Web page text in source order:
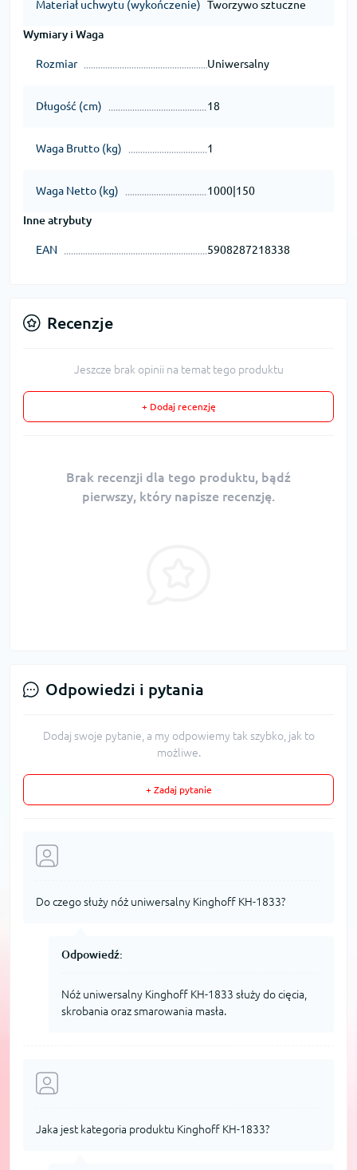
Materiał uchwytu (wykończenie) Tworzywo sztuczne
Wymiary i Waga
Rozmiar Uniwersalny
Długość (cm) 18
Waga Brutto (kg) 1
Waga Netto (kg) 1000|150
Inne atrybuty
EAN 5908287218338
Recenzje
Jeszcze brak opinii na temat tego produktu
+ Dodaj recenzję
Brak recenzji dla tego produktu, bądź
pierwszy, który napisze recenzję.
Odpowiedzi i pytania
Dodaj swoje pytanie, a my odpowiemy tak szybko, jak to
możliwe.
+ Zadaj pytanie
Do czego służy nóż uniwersalny Kinghoff KH-1833?
Odpowiedź:
Nóż uniwersalny Kinghoff KH-1833 służy do cięcia,
skrobania oraz smarowania masła.
Jaka jest kategoria produktu Kinghoff KH-1833?